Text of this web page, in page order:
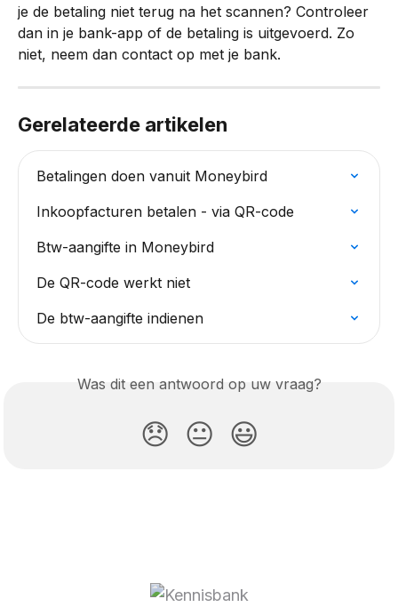
je de betaling niet terug na het scannen? Controleer
dan in je bank-app of de betaling is uitgevoerd. Zo
niet, neem dan contact op met je bank.
Gerelateerde artikelen
Betalingen doen vanuit Moneybird
Inkoopfacturen betalen - via QR-code
Btw-aangifte in Moneybird
De QR-code werkt niet
De btw-aangifte indienen
Was dit een antwoord op uw vraag?
😞 😐 😃